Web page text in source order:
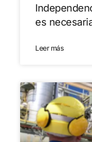
es
Leer más